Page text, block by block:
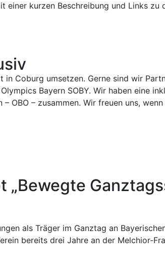
einer kurzen Beschreibung und Links zu
Coburg umsetzen. Gerne sind wir
Bayern SOBY. Wir haben eine
OBO – zusammen. Wir freuen uns,
„Bewegte
als Träger im Ganztag an
bereits drei Jahre an der Melchior-